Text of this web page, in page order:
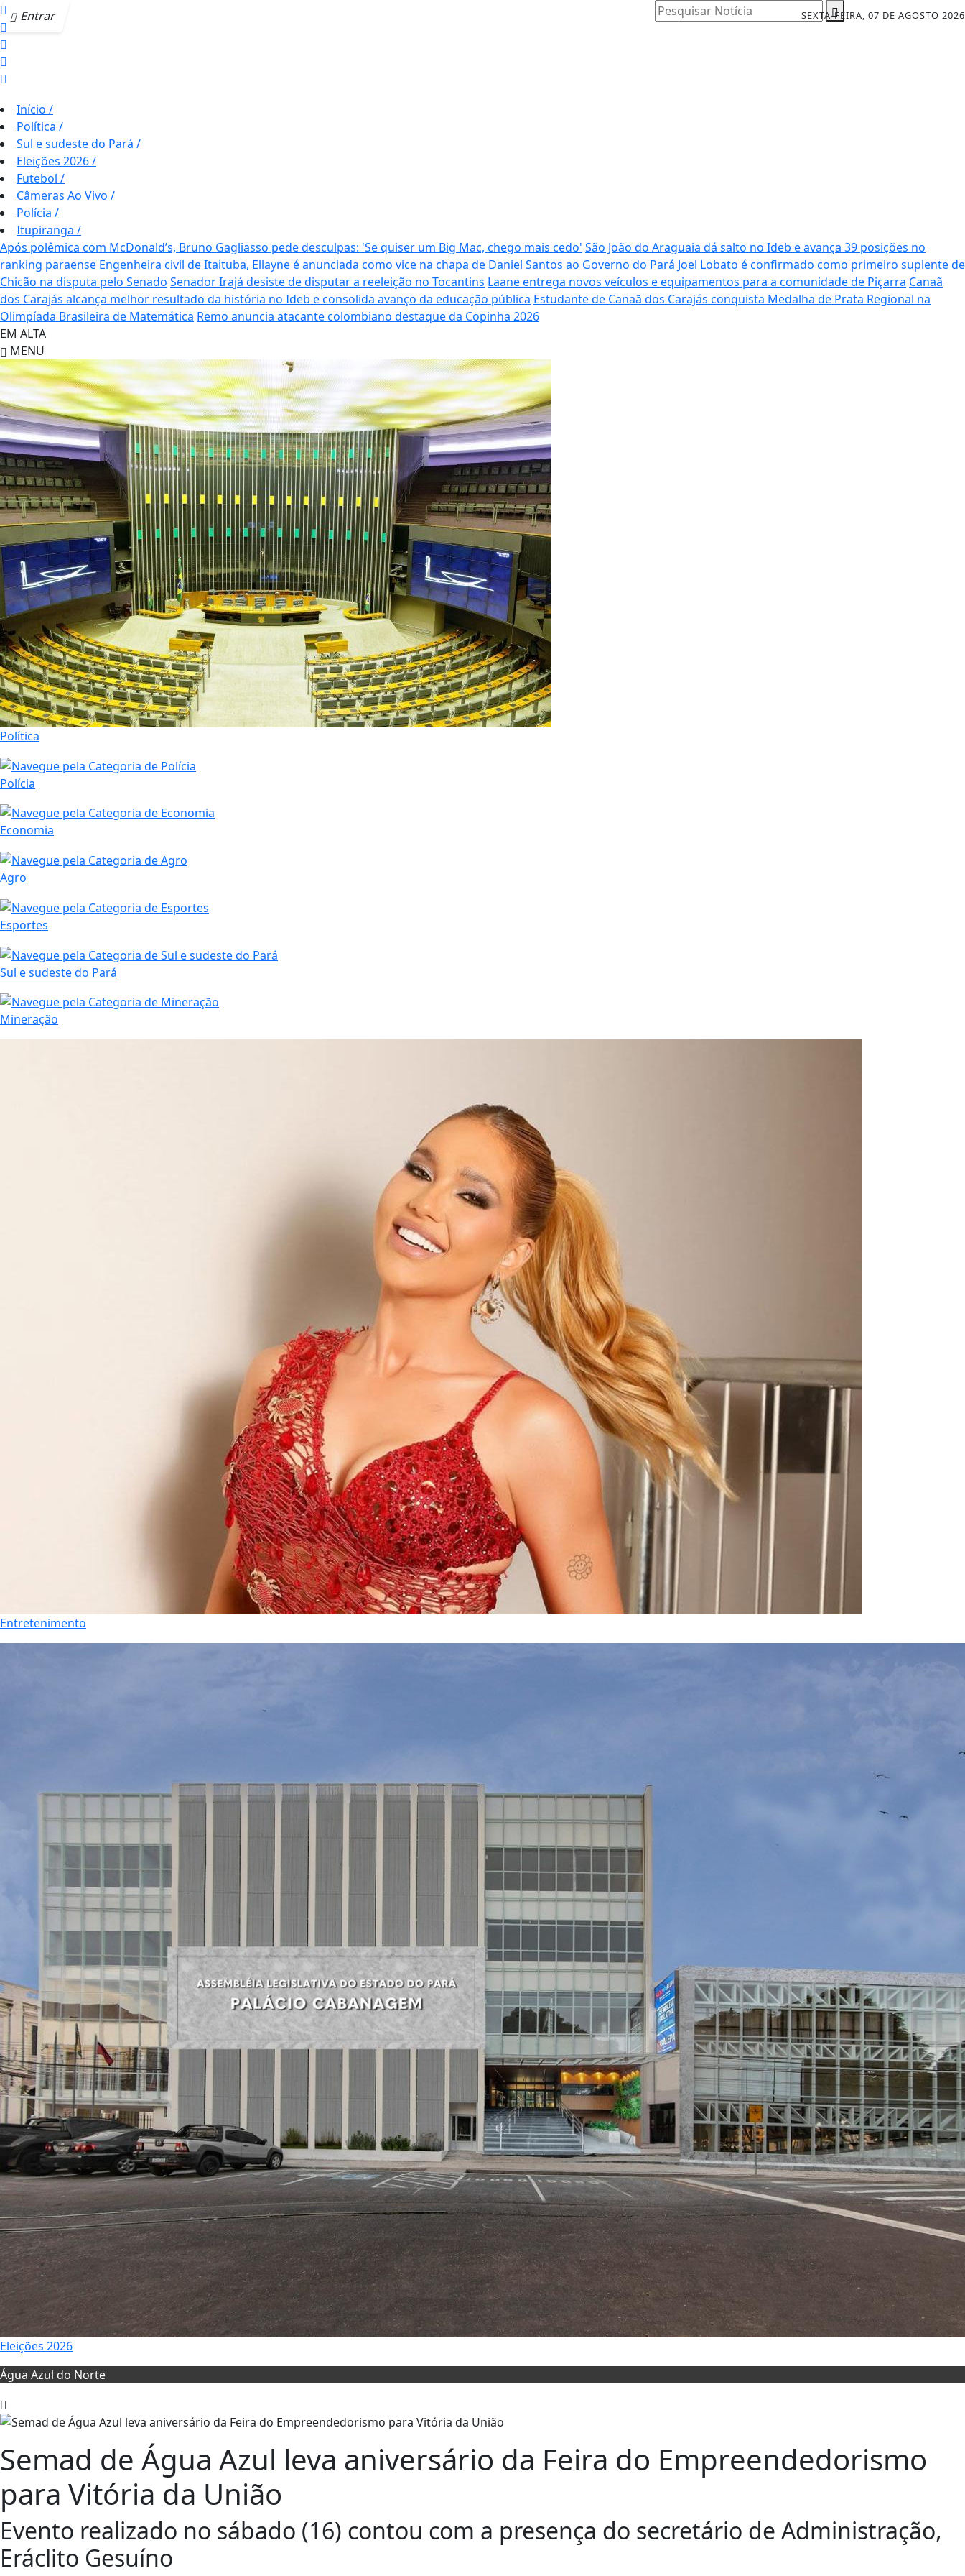
Entrar SEXTA-FEIRA, 07 DE AGOSTO 2026
Pesquisar Notícia
Início /
Política /
Sul e sudeste do Pará /
Eleições 2026/
Futebol /
Câmeras Ao Vivo /
Polícia /
Itupiranga /
Após polêmica com McDonald’s, Bruno Gagliasso pede desculpas: 'Se quiser um Big Mac, chego mais cedo' São João do Araguaia dá salto no Ideb e avança 39 posições no
ranking paraense Engenheira civil de Itaituba, Ellayne é anunciada como vice na chapa de Daniel Santos ao Governo do Pará Joel Lobato é confirmado como primeiro suplente de
Chicão na disputa pelo Senado Senador Irajá desiste de disputar a reeleição no Tocantins Laane entrega novos veículos e equipamentos para a comunidade de Piçarra Canaã
dos Carajás alcança melhor resultado da história no Ideb e consolida avanço da educação pública Estudante de Canaã dos Carajás conquista Medalha de Prata Regional na
Olimpíada Brasileira de Matemática Remo anuncia atacante colombiano destaque da Copinha 2026
EM ALTA
MENU
Política
Polícia
Economia
Agro
Esportes
Sul e sudeste do Pará
Mineração
Entretenimento
Eleições 2026
Água Azul do Norte
Semad de Água Azul leva aniversário da Feira do Empreendedorismo
para Vitória da União
Evento realizado no sábado (16) contou com a presença do secretário de Administração,
Eráclito Gesuíno